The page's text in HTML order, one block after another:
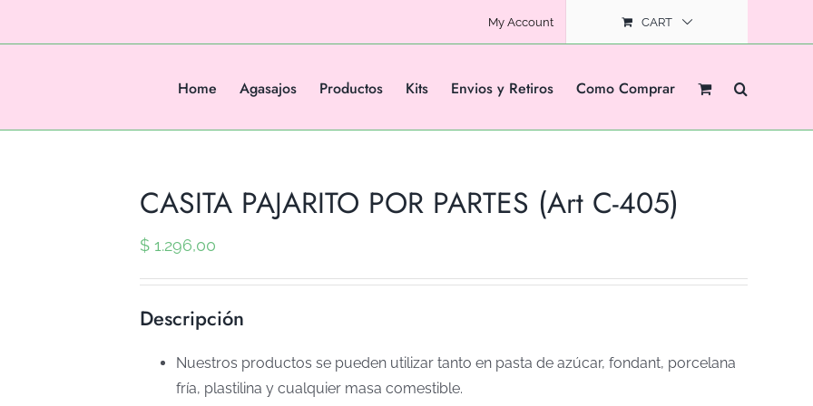
My Account CART
Home Agasajos Productos Kits Envios y Retiros Como Comprar
CASITA PAJARITO POR PARTES (Art C-405)
$ 1.296,00
Descripción
Nuestros productos se pueden utilizar tanto en pasta de azúcar, fondant, porcelana
fría, plastilina y cualquier masa comestible.